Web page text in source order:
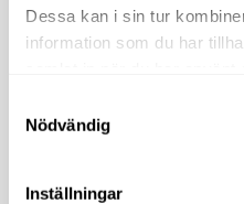
Dessa kan i sin tur
information som du har
Nödvändig
Inställningar
Kontakt: Peter Fogelberg
Telefon:0708-266 440